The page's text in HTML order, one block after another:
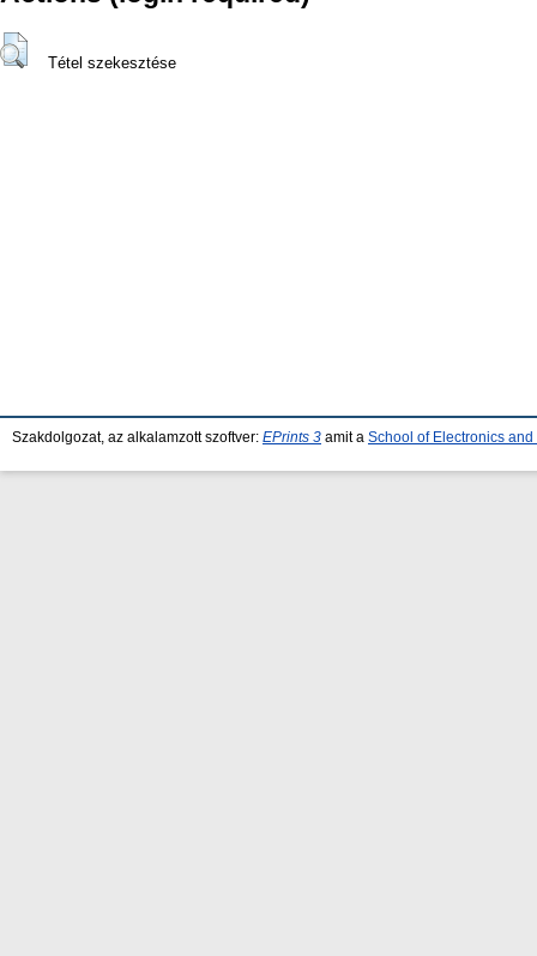
Tétel szekesztése
Szakdolgozat, az alkalamzott szoftver: EPrints 3 amit a School of Electronics